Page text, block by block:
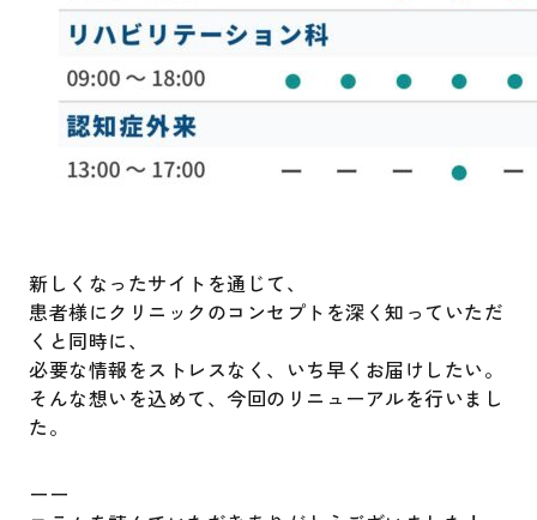
新しくなったサイトを通じて、
患者様にクリニックのコンセプトを深く知っていただ
くと同時に、
必要な情報をストレスなく、いち早くお届けしたい。
そんな想いを込めて、今回のリニューアルを行いまし
た。
ーー